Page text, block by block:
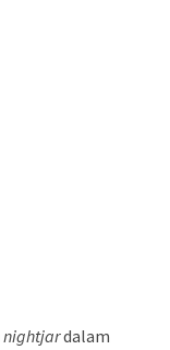
nightjardalam